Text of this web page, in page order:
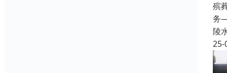
殡
务
陵
25-